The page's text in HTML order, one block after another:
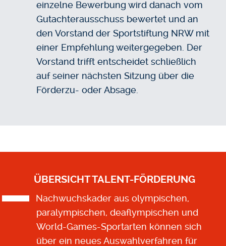
einzelne Bewerbung wird danach vom
Gutachterausschuss bewertet und an
den Vorstand der Sportstiftung NRW mit
einer Empfehlung weitergegeben. Der
Vorstand trifft entscheidet schließlich
auf seiner nächsten Sitzung über die
Förderzu- oder Absage.
ÜBERSICHT TALENT-FÖRDERUNG
Nachwuchskader aus olympischen,
paralympischen, deaflympischen und
World-Games-Sportarten können sich
über ein neues Auswahlverfahren für